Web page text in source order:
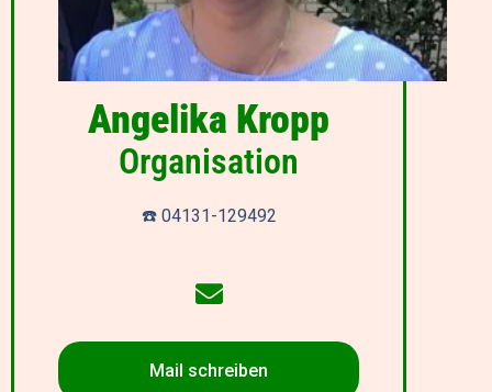
Angelika Kropp
Organisation
☎️ 04131-129492
Mail schreiben